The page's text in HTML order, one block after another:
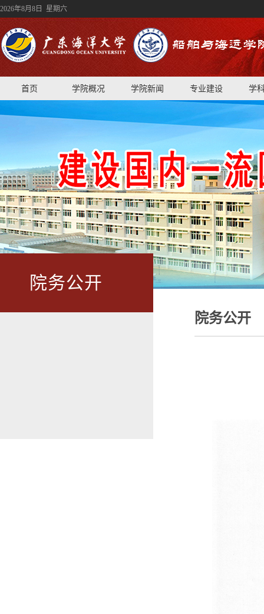
2026年8月8日 星期六
首页 学院概况 学院新闻 专业建设 学
院务公开
院务公开